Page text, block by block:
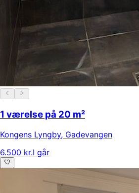
1 værelse på 20 m²
Kongens Lyngby, Gadevangen
6.500 kr.I går